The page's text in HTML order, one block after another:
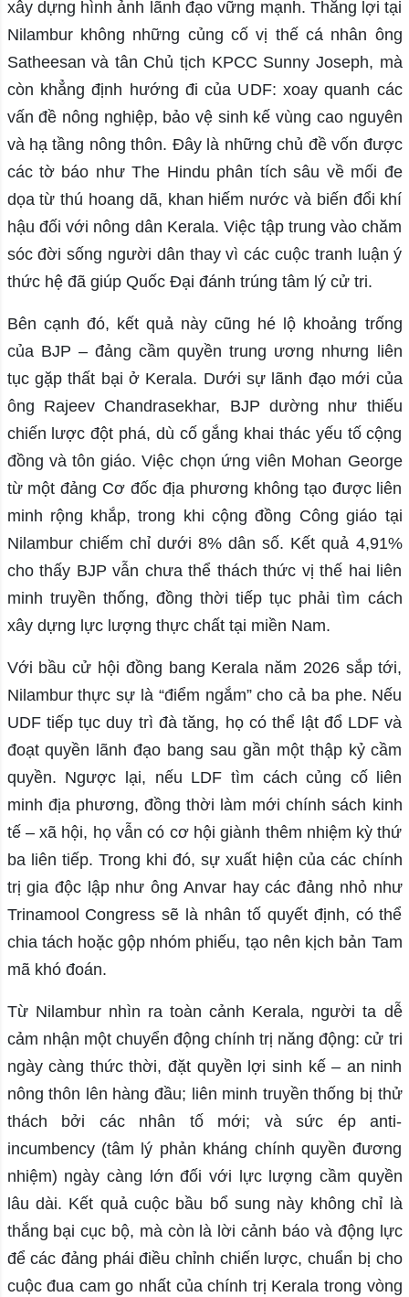
xây dựng hình ảnh lãnh đạo vững mạnh. Thắng lợi tại
Nilambur không những củng cố vị thế cá nhân ông
Satheesan và tân Chủ tịch KPCC Sunny Joseph, mà
còn khẳng định hướng đi của UDF: xoay quanh các
vấn đề nông nghiệp, bảo vệ sinh kế vùng cao nguyên
và hạ tầng nông thôn. Đây là những chủ đề vốn được
các tờ báo như The Hindu phân tích sâu về mối đe
dọa từ thú hoang dã, khan hiếm nước và biến đổi khí
hậu đối với nông dân Kerala. Việc tập trung vào chăm
sóc đời sống người dân thay vì các cuộc tranh luận ý
thức hệ đã giúp Quốc Đại đánh trúng tâm lý cử tri.
Bên cạnh đó, kết quả này cũng hé lộ khoảng trống
của BJP – đảng cầm quyền trung ương nhưng liên
tục gặp thất bại ở Kerala. Dưới sự lãnh đạo mới của
ông Rajeev Chandrasekhar, BJP dường như thiếu
chiến lược đột phá, dù cố gắng khai thác yếu tố cộng
đồng và tôn giáo. Việc chọn ứng viên Mohan George
từ một đảng Cơ đốc địa phương không tạo được liên
minh rộng khắp, trong khi cộng đồng Công giáo tại
Nilambur chiếm chỉ dưới 8% dân số. Kết quả 4,91%
cho thấy BJP vẫn chưa thể thách thức vị thế hai liên
minh truyền thống, đồng thời tiếp tục phải tìm cách
xây dựng lực lượng thực chất tại miền Nam.
Với bầu cử hội đồng bang Kerala năm 2026 sắp tới,
Nilambur thực sự là “điểm ngắm” cho cả ba phe. Nếu
UDF tiếp tục duy trì đà tăng, họ có thể lật đổ LDF và
đoạt quyền lãnh đạo bang sau gần một thập kỷ cầm
quyền. Ngược lại, nếu LDF tìm cách củng cố liên
minh địa phương, đồng thời làm mới chính sách kinh
tế – xã hội, họ vẫn có cơ hội giành thêm nhiệm kỳ thứ
ba liên tiếp. Trong khi đó, sự xuất hiện của các chính
trị gia độc lập như ông Anvar hay các đảng nhỏ như
Trinamool Congress sẽ là nhân tố quyết định, có thể
chia tách hoặc gộp nhóm phiếu, tạo nên kịch bản Tam
mã khó đoán.
Từ Nilambur nhìn ra toàn cảnh Kerala, người ta dễ
cảm nhận một chuyển động chính trị năng động: cử tri
ngày càng thức thời, đặt quyền lợi sinh kế – an ninh
nông thôn lên hàng đầu; liên minh truyền thống bị thử
thách bởi các nhân tố mới; và sức ép anti-
incumbency (tâm lý phản kháng chính quyền đương
nhiệm) ngày càng lớn đối với lực lượng cầm quyền
lâu dài. Kết quả cuộc bầu bổ sung này không chỉ là
thắng bại cục bộ, mà còn là lời cảnh báo và động lực
để các đảng phái điều chỉnh chiến lược, chuẩn bị cho
cuộc đua cam go nhất của chính trị Kerala trong vòng